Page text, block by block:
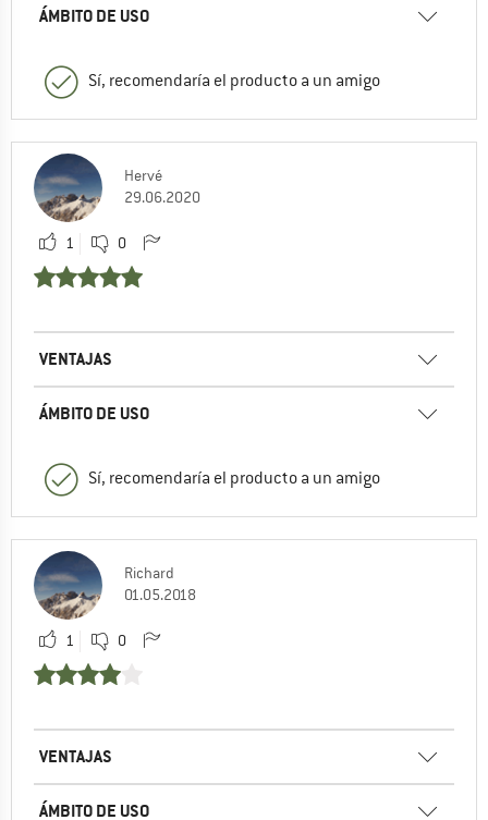
ÁMBITO DE USO
Sí, recomendaría el producto a un amigo
Hervé
29.06.2020
1 0
VENTAJAS
ÁMBITO DE USO
Sí, recomendaría el producto a un amigo
Richard
01.05.2018
1 0
VENTAJAS
ÁMBITO DE USO